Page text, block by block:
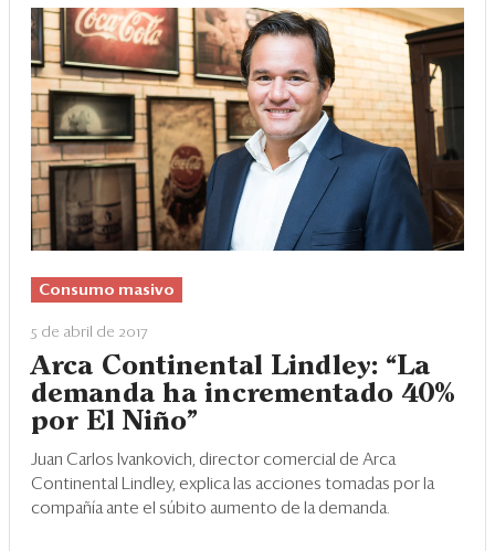
Consumo masivo
5 de abril de 2017
Arca Continental Lindley: “La
demanda ha incrementado 40%
por El Niño”
Juan Carlos Ivankovich, director comercial de Arca
Continental Lindley, explica las acciones tomadas por la
compañía ante el súbito aumento de la demanda.